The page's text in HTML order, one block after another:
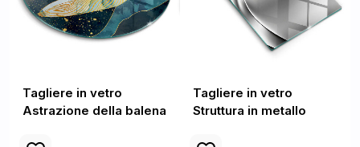
Tagliere in vetro
Astrazione della balena
Tagliere in vetro
Struttura in metallo